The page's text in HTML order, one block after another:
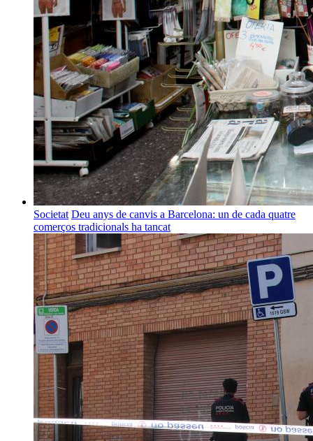
Societat Deu anys de canvis a Barcelona: un de cada quatre
comerços tradicionals ha tancat